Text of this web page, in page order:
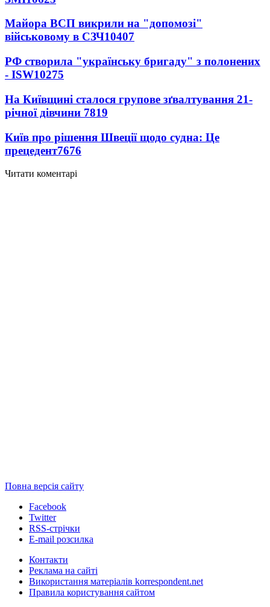
Майора ВСП викрили на "допомозі"
військовому в СЗЧ10407
РФ створила "українську бригаду" з полонених
- ISW10275
На Київщині сталося групове зґвалтування 21-
річної дівчини 7819
Київ про рішення Швеції щодо судна: Це
прецедент7676
Читати коментарі
Повна версія сайту
Facebook
Twitter
RSS-стрічки
E-mail розсилка
Контакти
Реклама на сайті
Використання матеріалів korrespondent.net
Правила користування сайтом